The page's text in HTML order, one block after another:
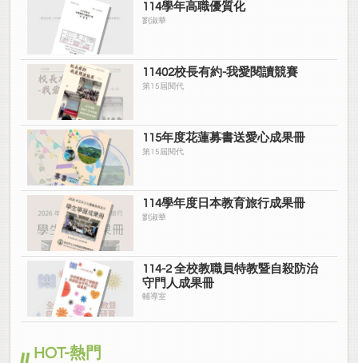
114學年高職優質化
劉淑華
11402校長有約-我愛閱讀競賽
第15屆閱代
115年度花蓮募書送愛心成果冊
第15屆閱代
114學年度日本教育旅行成果冊
劉淑華
114-2 全校教職員特教暨自殺防治
守門人成果冊
輔導室
HOT-熱門